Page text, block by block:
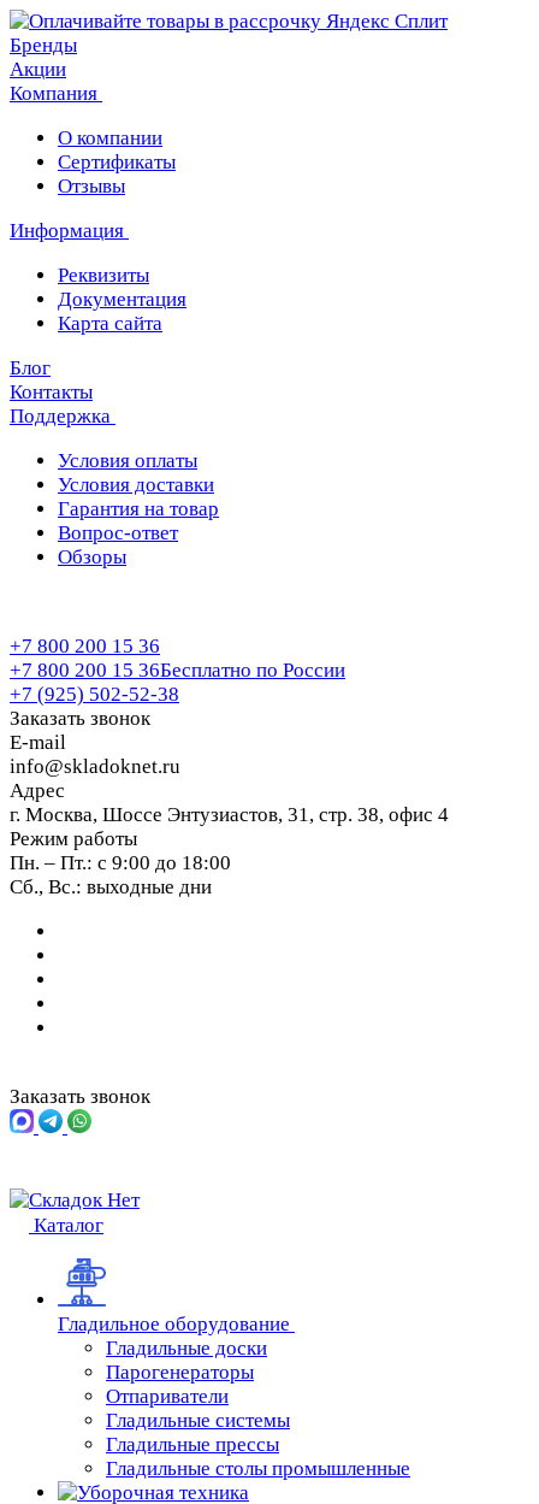
Бренды
Акции
Компания
О компании
Сертификаты
Отзывы
Информация
Реквизиты
Документация
Карта сайта
Блог
Контакты
Поддержка
Условия оплаты
Условия доставки
Гарантия на товар
Вопрос-ответ
Обзоры
+7 800 200 15 36
+7 800 200 15 36Бесплатно по России
+7 (925) 502-52-38
Заказать звонок
E-mail
info@skladoknet.ru
Адрес
г. Москва, Шоссе Энтузиастов, 31, стр. 38, офис 4
Режим работы
Пн. – Пт.: с 9:00 до 18:00
Сб., Вс.: выходные дни
Заказать звонок
Каталог
Гладильное оборудование
Гладильные доски
Парогенераторы
Отпариватели
Гладильные системы
Гладильные прессы
Гладильные столы промышленные